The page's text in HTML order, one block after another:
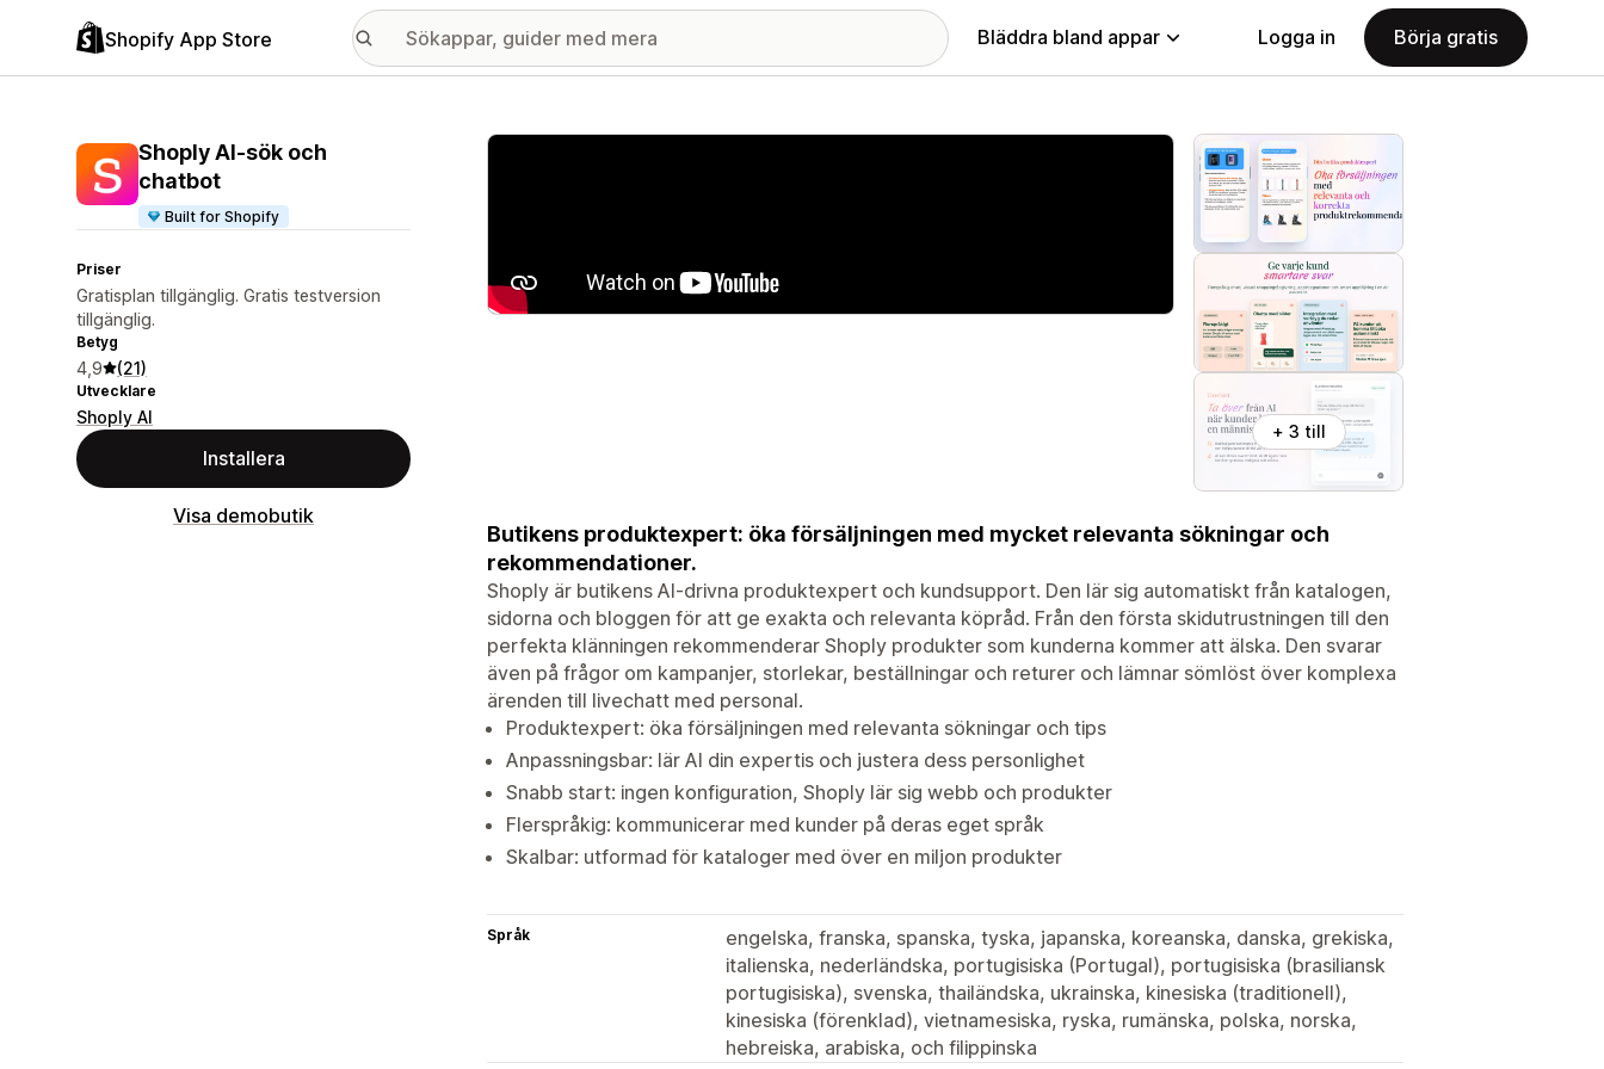
Shopify App Store Bläddra bland appar Logga in Börja gratis
Shoply AI‑sök och
chatbot
Built for Shopify
Priser
Gratisplan tillgänglig. Gratis testversion
tillgänglig.
Betyg
4,9 (21)
Utvecklare
Shoply AI
Installera
Visa demobutik
Galleri med utvalda bilder
+ 3 till
Butikens produktexpert: öka försäljningen med mycket relevanta sökningar och
rekommendationer.
Shoply är butikens AI-drivna produktexpert och kundsupport. Den lär sig automatiskt från katalogen,
sidorna och bloggen för att ge exakta och relevanta köpråd. Från den första skidutrustningen till den
perfekta klänningen rekommenderar Shoply produkter som kunderna kommer att älska. Den svarar
även på frågor om kampanjer, storlekar, beställningar och returer och lämnar sömlöst över komplexa
ärenden till livechatt med personal.
Produktexpert: öka försäljningen med relevanta sökningar och tips
Anpassningsbar: lär AI din expertis och justera dess personlighet
Snabb start: ingen konfiguration, Shoply lär sig webb och produkter
Flerspråkig: kommunicerar med kunder på deras eget språk
Skalbar: utformad för kataloger med över en miljon produkter
Språk
engelska, franska, spanska, tyska, japanska, koreanska, danska, grekiska,
italienska, nederländska, portugisiska (Portugal), portugisiska (brasiliansk
portugisiska), svenska, thailändska, ukrainska, kinesiska (traditionell),
kinesiska (förenklad), vietnamesiska, ryska, rumänska, polska, norska,
hebreiska, arabiska, och filippinska